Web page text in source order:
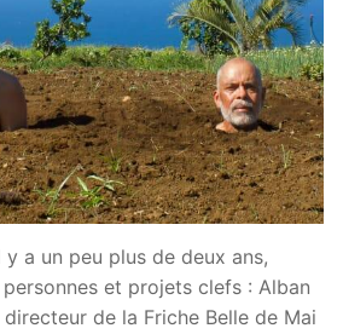
a un peu plus de deux ans,
et projets clefs : Alban
de la Friche Belle de Mai